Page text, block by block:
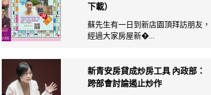
下載）
蘇先生有一日到新店園頂拜訪朋友，
經過大家房屋新�...
新青安房貸成炒房工具 內政部：
跨部會討論遏止炒作